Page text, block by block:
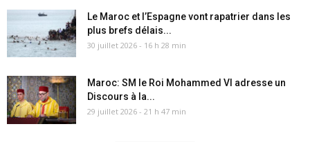
Le Maroc et l’Espagne vont rapatrier dans les
plus brefs délais...
30 juillet 2026 - 16 h 28 min
Maroc: SM le Roi Mohammed VI adresse un
Discours à la...
29 juillet 2026 - 21 h 47 min